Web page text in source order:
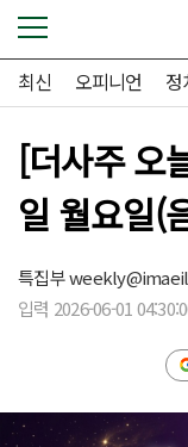
최신 오피니언 정
[더사주 오
일 월요일(
특집부
입력 2026-06-01